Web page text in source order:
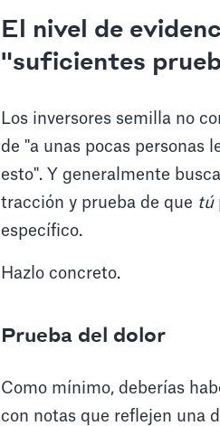
El nivel de
"suficientes
Los inversores semilla no
de "a unas pocas personas
esto". Y generalmente
tracción y prueba de que tú
específico.
Hazlo concreto.
Prueba del dolor
Como mínimo, deberías
con notas que reflejen una